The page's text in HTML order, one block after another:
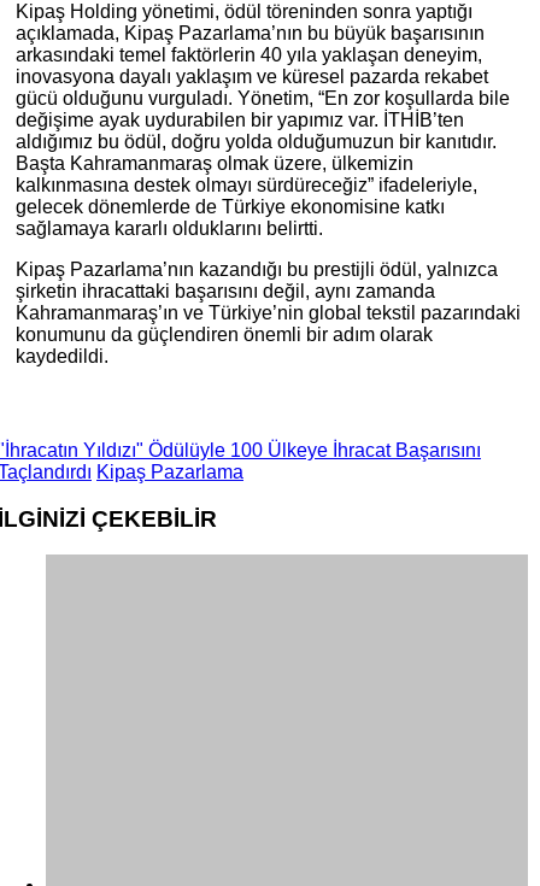
Kipaş Holding yönetimi, ödül töreninden sonra yaptığı
açıklamada, Kipaş Pazarlama’nın bu büyük başarısının
arkasındaki temel faktörlerin 40 yıla yaklaşan deneyim,
inovasyona dayalı yaklaşım ve küresel pazarda rekabet
gücü olduğunu vurguladı. Yönetim, “En zor koşullarda bile
değişime ayak uydurabilen bir yapımız var. İTHİB’ten
aldığımız bu ödül, doğru yolda olduğumuzun bir kanıtıdır.
Başta Kahramanmaraş olmak üzere, ülkemizin
kalkınmasına destek olmayı sürdüreceğiz” ifadeleriyle,
gelecek dönemlerde de Türkiye ekonomisine katkı
sağlamaya kararlı olduklarını belirtti.
Kipaş Pazarlama’nın kazandığı bu prestijli ödül, yalnızca
şirketin ihracattaki başarısını değil, aynı zamanda
Kahramanmaraş’ın ve Türkiye’nin global tekstil pazarındaki
konumunu da güçlendiren önemli bir adım olarak
kaydedildi.
Yıldızı" Ödülüyle 100 Ülkeye İhracat Başarısını
Kipaş Pazarlama
ÇEKEBİLİR